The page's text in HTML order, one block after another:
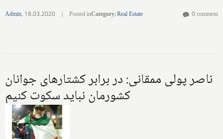
Admin, 18.03.2020 | Posted inCategory:Real Estate 0 comment
ناصر پولی ممقانی: در برابر کشتارهای جوانان
کشورمان‌ نباید سکوت کنیم